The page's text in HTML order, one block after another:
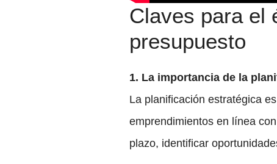
Claves para el
presupuesto
1. La importancia de la
La planificación estratégica
emprendimientos en línea
plazo, identificar